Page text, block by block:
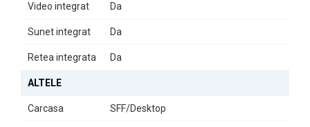
Video integrat Da
Sunet integrat Da
Retea integrata Da
ALTELE
Carcasa SFF/Desktop